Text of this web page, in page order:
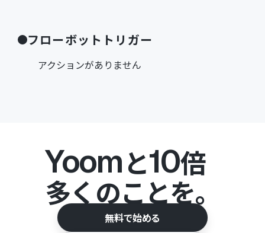
フローボットトリガー
アクションがありません
Yoomと10倍
多くのことを。
無料で始める